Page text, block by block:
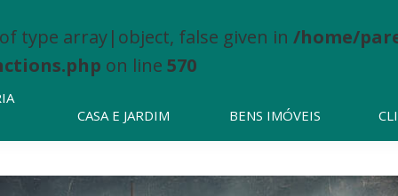
type array|object, false given in /home/
on line 570
CASA E JARDIM BENS IMÓVEIS